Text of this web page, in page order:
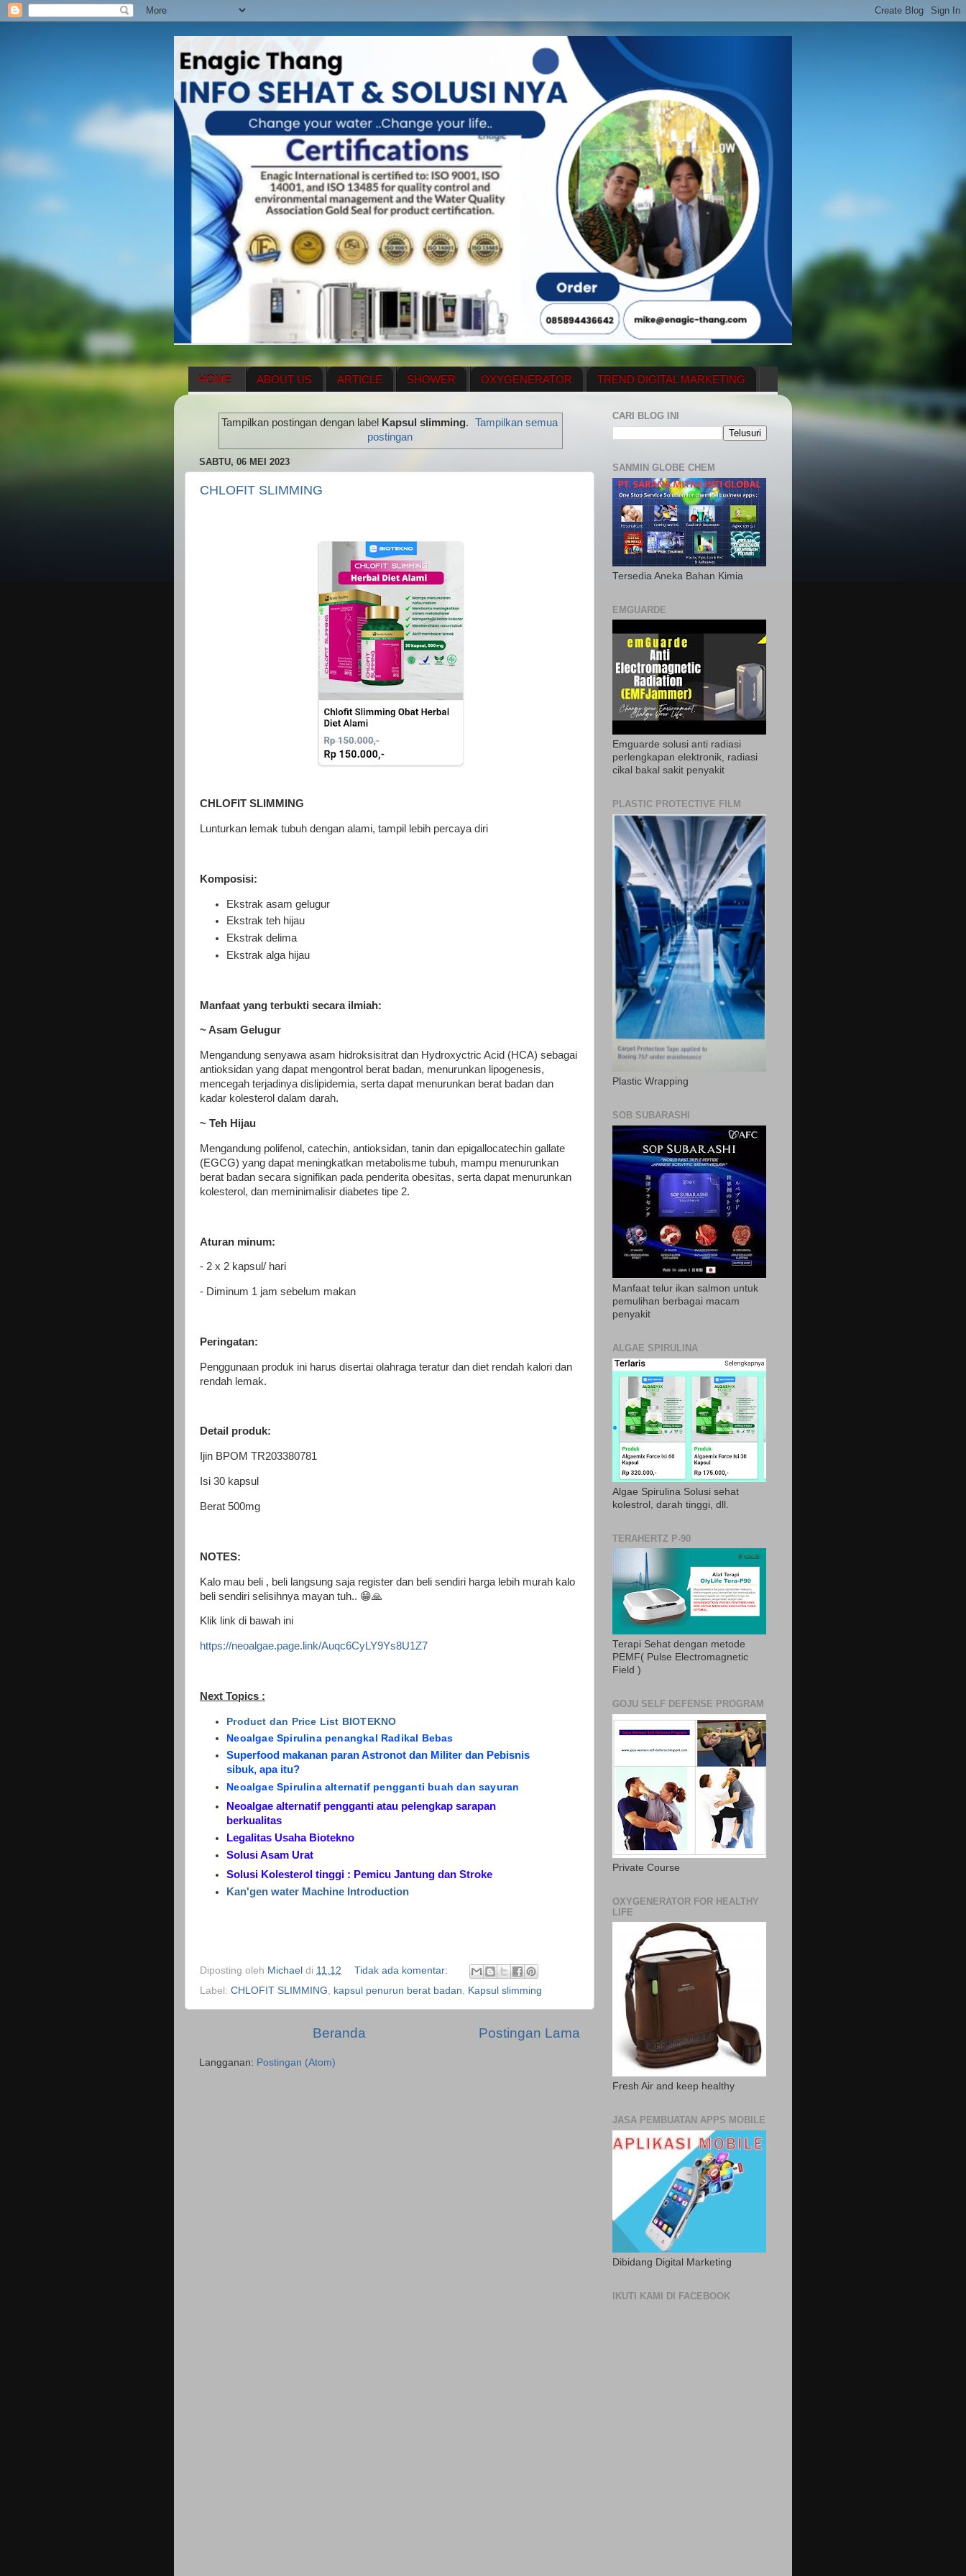
HOME ABOUT US ARTICLE SHOWER OXYGENERATOR TREND DIGITAL MARKETING
ENAGIC COMPENSATION PLAN MENUS
Tampilkan postingan dengan label Kapsul slimming.
Tampilkan semua
postingan
SABTU, 06 MEI 2023
CHLOFIT SLIMMING
CHLOFIT SLIMMING
Lunturkan lemak tubuh dengan alami, tampil lebih percaya diri
Komposisi:
Ekstrak asam gelugur
Ekstrak teh hijau
Ekstrak delima
Ekstrak alga hijau
Manfaat yang terbukti secara ilmiah:
~ Asam Gelugur
Mengandung senyawa asam hidroksisitrat dan Hydroxyctric Acid (HCA) sebagai
antioksidan yang dapat mengontrol berat badan, menurunkan lipogenesis,
mencegah terjadinya dislipidemia, serta dapat menurunkan berat badan dan
kadar kolesterol dalam darah.
~ Teh Hijau
Mengandung polifenol, catechin, antioksidan, tanin dan epigallocatechin gallate
(EGCG) yang dapat meningkatkan metabolisme tubuh, mampu menurunkan
berat badan secara signifikan pada penderita obesitas, serta dapat menurunkan
kolesterol, dan meminimalisir diabetes tipe 2.
Aturan minum:
- 2 x 2 kapsul/ hari
- Diminum 1 jam sebelum makan
Peringatan:
Penggunaan produk ini harus disertai olahraga teratur dan diet rendah kalori dan
rendah lemak.
Detail produk:
Ijin BPOM TR203380781
Isi 30 kapsul
Berat 500mg
NOTES:
Kalo mau beli , beli langsung saja register dan beli sendiri harga lebih murah kalo
beli sendiri selisihnya mayan tuh.. 😁🙏
Klik link di bawah ini
https://neoalgae.page.link/Auqc6CyLY9Ys8U1Z7
Next Topics :
Product dan Price List BIOTEKNO
Neoalgae Spirulina penangkal Radikal Bebas
Superfood makanan paran Astronot dan Militer dan Pebisnis
sibuk, apa itu?
Neoalgae Spirulina alternatif pengganti buah dan sayuran
Neoalgae alternatif pengganti atau pelengkap sarapan
berkualitas
Legalitas Usaha Biotekno
Solusi Asam Urat
Solusi Kolesterol tinggi : Pemicu Jantung dan Stroke
Kan'gen water Machine Introduction
Diposting oleh Michael di 11.12
Tidak ada komentar:
Label: CHLOFIT SLIMMING, kapsul penurun berat badan, Kapsul slimming
Postingan Lama
Beranda
Langganan: Postingan (Atom)
CARI BLOG INI
SANMIN GLOBE CHEM
Tersedia Aneka Bahan Kimia
EMGUARDE
Emguarde solusi anti radiasi
perlengkapan elektronik, radiasi
cikal bakal sakit penyakit
PLASTIC PROTECTIVE FILM
Plastic Wrapping
SOB SUBARASHI
Manfaat telur ikan salmon untuk
pemulihan berbagai macam
penyakit
ALGAE SPIRULINA
Algae Spirulina Solusi sehat
kolestrol, darah tinggi, dll.
TERAHERTZ P-90
Terapi Sehat dengan metode
PEMF( Pulse Electromagnetic
Field )
GOJU SELF DEFENSE PROGRAM
Private Course
OXYGENERATOR FOR HEALTHY
LIFE
Fresh Air and keep healthy
JASA PEMBUATAN APPS MOBILE
Dibidang Digital Marketing
IKUTI KAMI DI FACEBOOK